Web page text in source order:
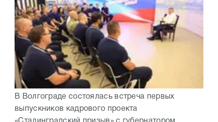
В Волгограде состоялась встреча первых
выпускников кадрового проекта